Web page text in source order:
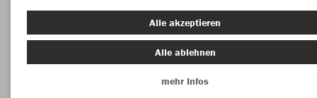
Alle akzeptieren
Alle ablehnen
mehr Infos